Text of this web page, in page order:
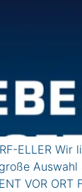
ELLER
Auswahl
VOR